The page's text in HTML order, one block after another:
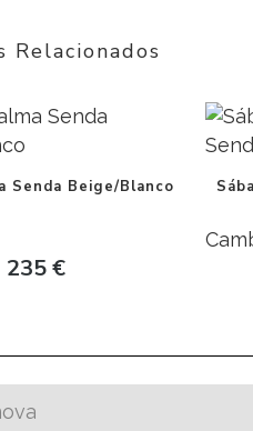
Relacionados
Senda Beige/Blanco
235€